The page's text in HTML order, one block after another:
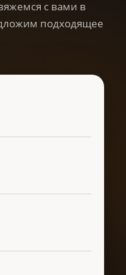
с вами в
подходящее